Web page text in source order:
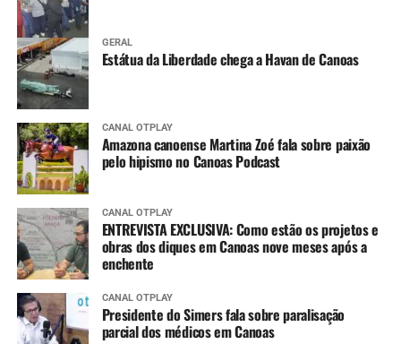
GERAL
Estátua da Liberdade chega a Havan de Canoas
CANAL OTPLAY
Amazona canoense Martina Zoé fala sobre paixão
pelo hipismo no Canoas Podcast
CANAL OTPLAY
ENTREVISTA EXCLUSIVA: Como estão os projetos e
obras dos diques em Canoas nove meses após a
enchente
CANAL OTPLAY
Presidente do Simers fala sobre paralisação
parcial dos médicos em Canoas